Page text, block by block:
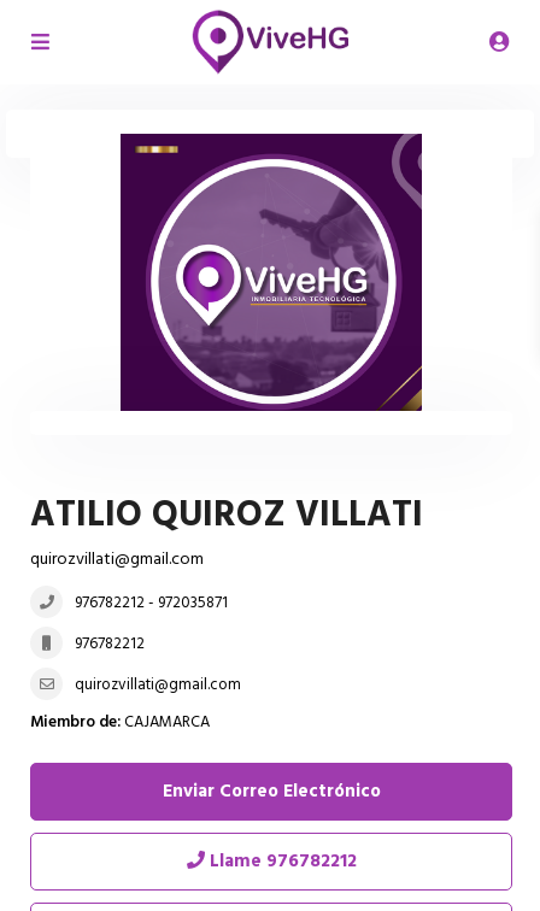
ATILIO QUIROZ VILLATI
quirozvillati@gmail.com
976782212 - 972035871
976782212
quirozvillati@gmail.com
Miembro de:CAJAMARCA
Enviar Correo Electrónico
Llame 976782212